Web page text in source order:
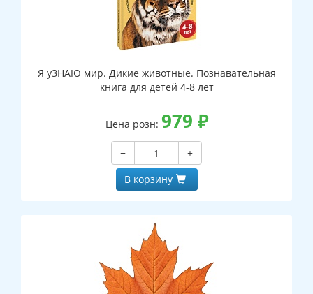
Я уЗНАЮ мир. Дикие животные. Познавательная
книга для детей 4-8 лет
Цена розн: 979 ₽
−
+
В корзину